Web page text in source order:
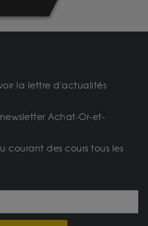
la lettre d'actualités
Achat-Or-et-
courant des cours tous les